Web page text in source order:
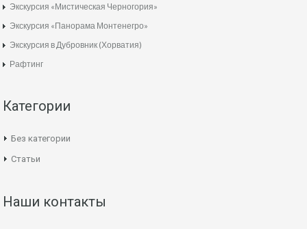
Экскурсия «Мистическая Черногория»
Экскурсия «Панорама Монтенегро»
Экскурсия в Дубровник (Хорватия)
Рафтинг
Категории
Без категории
Статьи
Наши контакты